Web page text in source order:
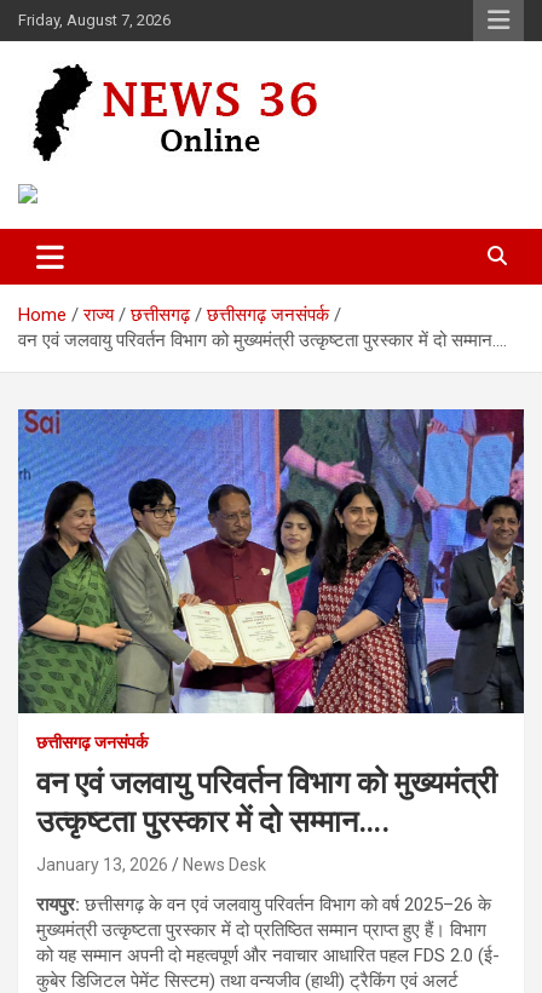
Skip
to
Friday, August 7, 2026
News 36
Home राज्य छत्तीसगढ़
छत्तीसगढ़ जनसंपर्क
वन एवं जलवायु परिवर्तन विभाग को मुख्यमंत्री उत्कृष्टता पुरस्कार में दो सम्मान….
छत्तीसगढ़ जनसंपर्क
वन एवं जलवायु परिवर्तन विभाग को मुख्यमंत्री
उत्कृष्टता पुरस्कार में दो सम्मान….
January 13, 2026 News Desk
रायपुर:छत्तीसगढ़ के वन एवं जलवायु परिवर्तन विभाग को वर्ष 2025–26 के
मुख्यमंत्री उत्कृष्टता पुरस्कार में दो प्रतिष्ठित सम्मान प्राप्त हुए हैं। विभाग
को यह सम्मान अपनी दो महत्वपूर्ण और नवाचार आधारित पहल FDS 2.0 (ई-
कुबेर डिजिटल पेमेंट सिस्टम) तथा वन्यजीव (हाथी) ट्रैकिंग एवं अलर्ट